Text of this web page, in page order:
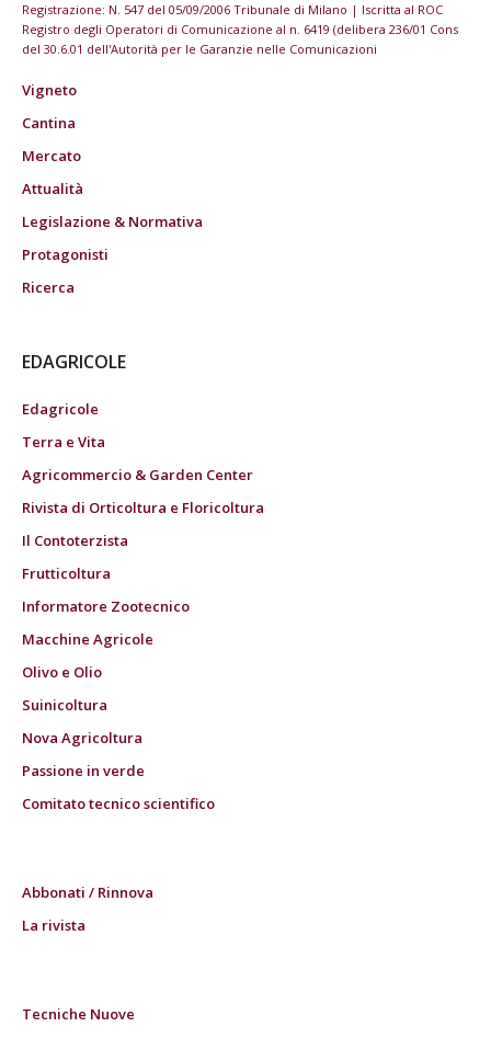
Registrazione: N. 547 del 05/09/2006 Tribunale di Milano | Iscritta al ROC
Registro degli Operatori di Comunicazione al n. 6419 (delibera 236/01 Cons
del 30.6.01 dell'Autorità per le Garanzie nelle Comunicazioni
Vigneto
Cantina
Mercato
Attualità
Legislazione & Normativa
Protagonisti
Ricerca
EDAGRICOLE
Edagricole
Terra e Vita
Agricommercio & Garden Center
Rivista di Orticoltura e Floricoltura
Il Contoterzista
Frutticoltura
Informatore Zootecnico
Macchine Agricole
Olivo e Olio
Suinicoltura
Nova Agricoltura
Passione in verde
Comitato tecnico scientifico
Abbonati / Rinnova
La rivista
Tecniche Nuove